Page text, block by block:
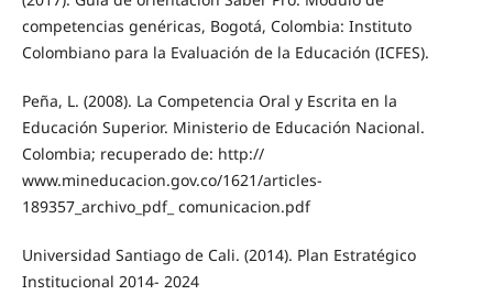
competencias genéricas, Bogotá, Colombia: Instituto
Colombiano para la Evaluación de la Educación (ICFES).
Peña, L. (2008). La Competencia Oral y Escrita en la
Educación Superior. Ministerio de Educación Nacional.
Colombia; recuperado de: http://
www.mineducacion.gov.co/1621/articles-
189357_archivo_pdf_ comunicacion.pdf
Universidad Santiago de Cali. (2014). Plan Estratégico
Institucional 2014- 2024